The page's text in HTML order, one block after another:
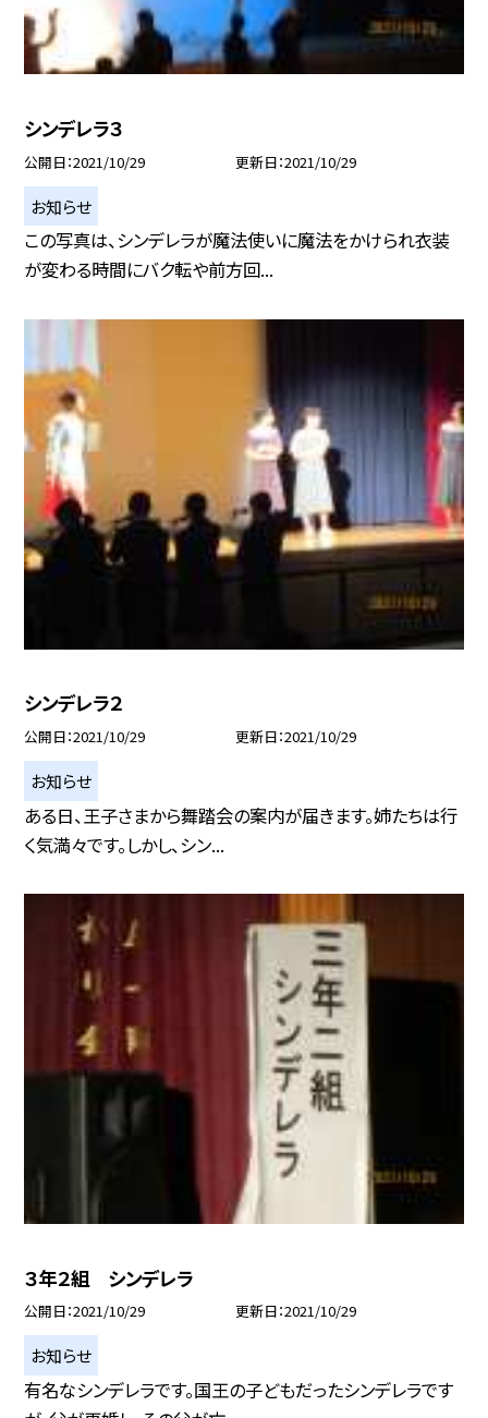
シンデレラ３
公開日 2021/10/29 更新日 2021/10/29
お知らせ
この写真は、シンデレラが魔法使いに魔法をかけられ衣装
が変わる時間にバク転や前方回...
シンデレラ２
公開日 2021/10/29 更新日 2021/10/29
お知らせ
ある日、王子さまから舞踏会の案内が届きます。姉たちは行
く気満々です。しかし、シン...
３年２組 シンデレラ
公開日 2021/10/29 更新日 2021/10/29
お知らせ
有名なシンデレラです。国王の子どもだったシンデレラです